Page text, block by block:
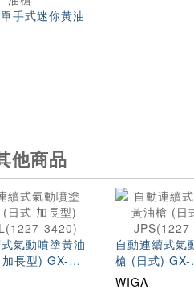
手式迷你黃油
他商品
氣動噴塗黃油
長型) GX-
3420)
自動連續式氣
槍 (日式) GX-
JPS(1227-
WIGA